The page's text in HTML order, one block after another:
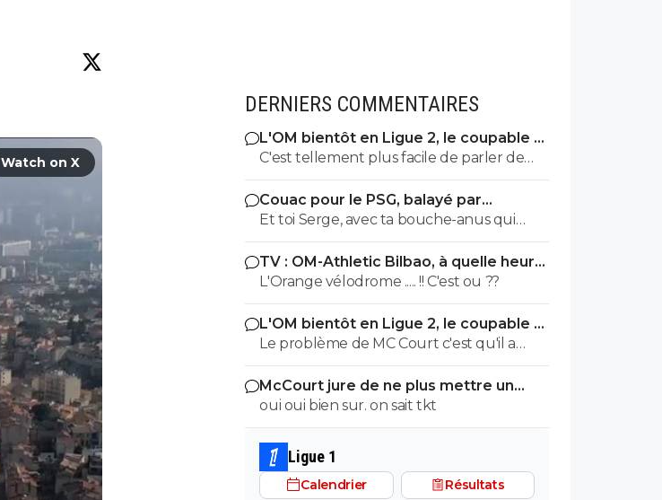
Watch on X
DERNIERS COMMENTAIRES
L'OM bientôt en Ligue 2, le coupable a
un nom
C'est tellement plus facile de parler de
l'argent des autres quand c'est pas le
sien... Je trouve cela très ingrat tant
McCourt a mis la main à la poche, puis
comparer ses moyens à ceux du Prince,
bon...
Couac pour le PSG, balayé par
Majorque en amical
Et toi Serge, avec ta bouche-anus qui
raconte que de la merde, tu te permets
de traiter les gens de fouine 😂
TV : OM-Athletic Bilbao, à quelle heure
et sur quelle chaîne ?
L'Orange vélodrome ..... !! C'est ou ??
L'OM bientôt en Ligue 2, le coupable a
un nom
Le problème de MC Court c'est qu'il a
quand même cautionné ce que faisait
Longoria et s'il y a un coupable c'est bien
lui. Quand à la relégation en Ligue 2, je n'y
crois pas du tout.
McCourt jure de ne plus mettre un
euro à l’OM
oui oui bien sur. on sait tkt
Ligue 1
Calendrier Résultats